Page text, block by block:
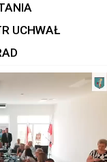
UCHWAŁ